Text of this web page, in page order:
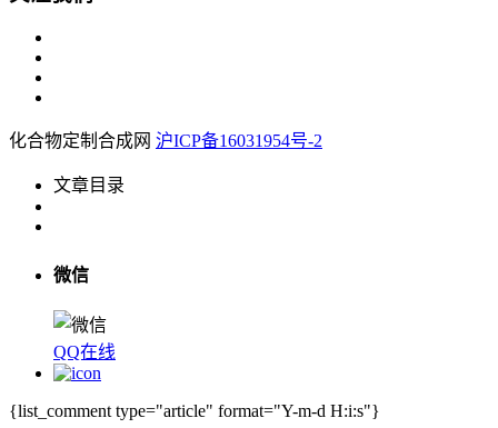
化合物定制合成网 沪ICP备16031954号-2
文章目录
微信
QQ在线
{list_comment type="article" format="Y-m-d H:i:s"}